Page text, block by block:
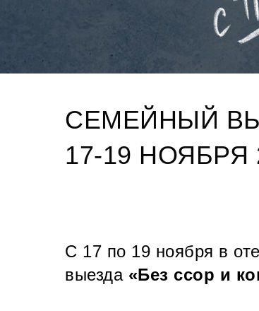
СЕМЕЙНЫЙ
17-19 НОЯБРЯ
С 17 по 19 ноября в
выезда«Без ссор и